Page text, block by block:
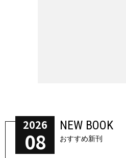
2026
08
NEW BOOK
おすすめ新刊